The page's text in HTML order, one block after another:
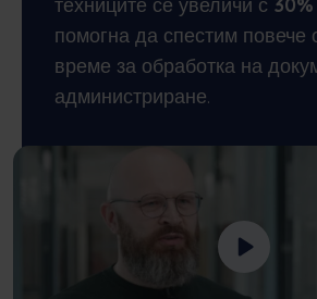
помогна да спестим повече
време за обработка на
администриране.